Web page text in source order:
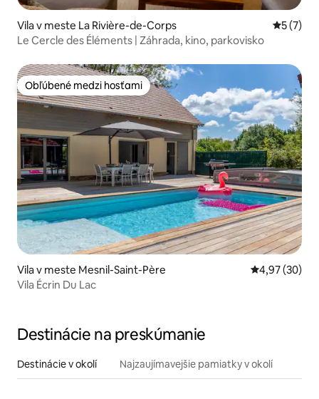
Vila v meste La Rivière-de-Corps
5 (7)
Le Cercle des Éléments | Záhrada, kino, parkovisko
Obľúbené medzi hosťami
Obľúbené medzi hosťami
Vila v meste Mesnil-Saint-Père Priemerné
4,97 (30)
Vila Écrin Du Lac
Destinácie na preskúmanie
Destinácie v okolí Najzaujímavejšie pamiatky v okolí